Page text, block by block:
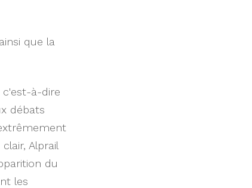
que la
à-dire
débats
Alprail
du
les